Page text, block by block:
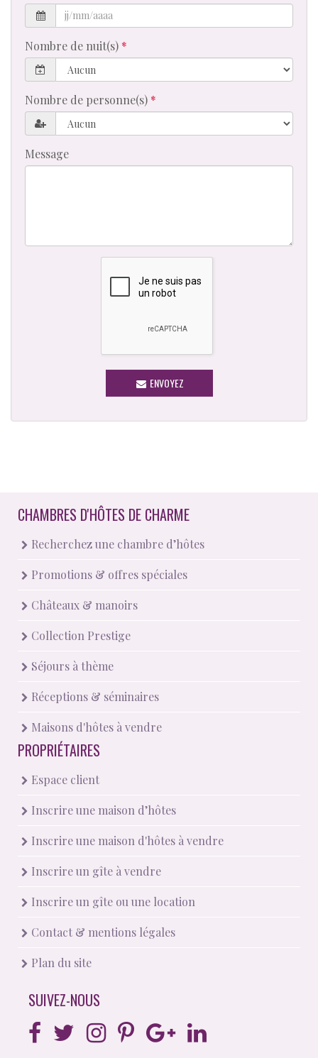
Nombre de nuit(s)
Nombre de personne(s)
Message
ENVOYEZ
CHAMBRES D'HÔTES DE CHARME
Recherchez une chambre d’hôtes
Promotions & offres spéciales
Châteaux & manoirs
Collection Prestige
Séjours à thème
Réceptions & séminaires
Maisons d'hôtes à vendre
PROPRIÉTAIRES
Espace client
Inscrire une maison d’hôtes
Inscrire une maison d'hôtes à vendre
Inscrire un gîte à vendre
Inscrire un gîte ou une location
Contact & mentions légales
Plan du site
SUIVEZ-NOUS